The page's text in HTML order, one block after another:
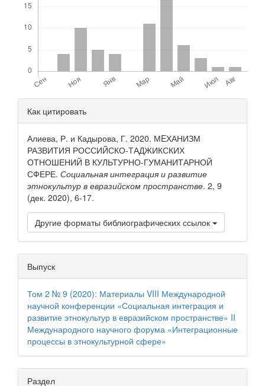
Детали
статьи
Как цитировать
Алиева, Р. и Кадырова, Г. 2020. МEХАНИЗМ
РАЗВИТИЯ РОССИЙСКО-ТАДЖИКСКИХ
ОТНОШЕНИЙ В КУЛЬТУРНО-ГУМАНИТАРНОЙ
СФЕРЕ. Социальная интеграция и развитие
этнокультур в евразийском пространстве. 2, 9
(дек. 2020), 6-17.
Другие форматы библиографических ссылок
Выпуск
Том 2 № 9 (2020): Материалы VIII Международной
научной конференции «Социальная интеграция и
развитие этнокультур в евразийском пространстве» II
Международного научного форума «Интеграционные
процессы в этнокультурной сфере»
Раздел